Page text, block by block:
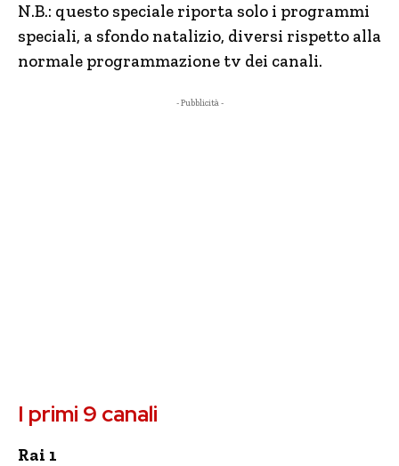
N.B.: questo speciale riporta solo i programmi
speciali, a sfondo natalizio, diversi rispetto alla
normale programmazione tv dei canali.
- Pubblicità -
I primi 9 canali
Rai 1